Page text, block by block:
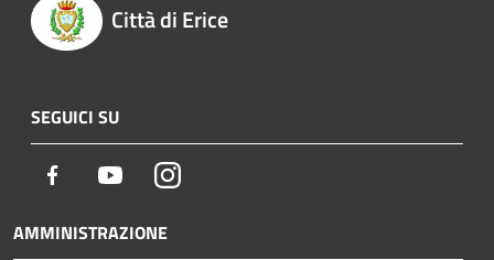
Città di Erice
SEGUICI SU
Facebook YoutubeInstagram
AMMINISTRAZIONE